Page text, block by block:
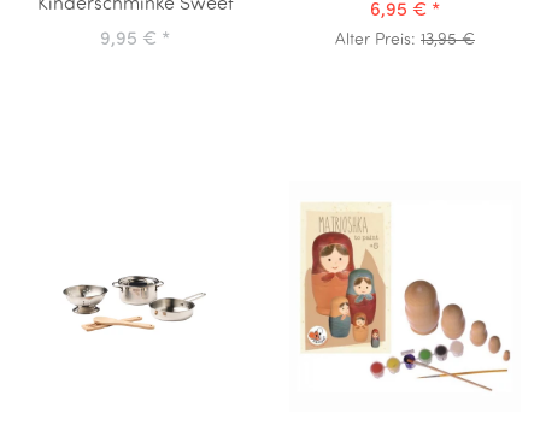
Kinderschminke Sweet
9,95 € *
6,95 € *
Alter Preis: 13,95 €